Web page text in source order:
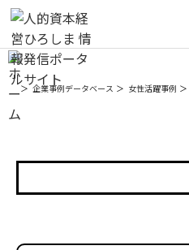
企業事例データベース 女性活躍事例